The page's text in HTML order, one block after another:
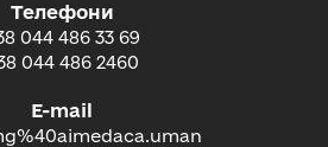
Телефони
044 486 33 69
044 486 2460
E-mail